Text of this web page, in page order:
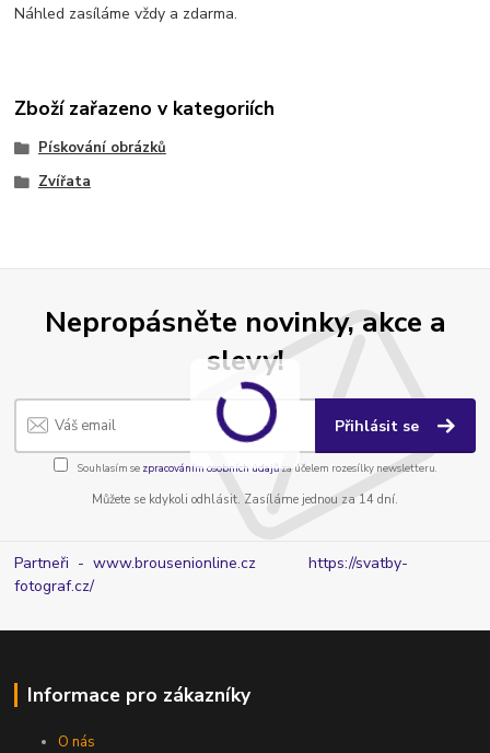
Náhled zasíláme vždy a zdarma.
Zboží zařazeno v kategoriích
Pískování obrázků
Zvířata
Nepropásněte novinky, akce a
slevy!
Přihlásit se
Souhlasím se zpracováním osobních údajůza účelem rozesílky newsletteru.
Můžete se kdykoli odhlásit. Zasíláme jednou za 14 dní.
Partneři - www.brousenionline.czhttps://svatby-
fotograf.cz/
Informace pro zákazníky
O nás